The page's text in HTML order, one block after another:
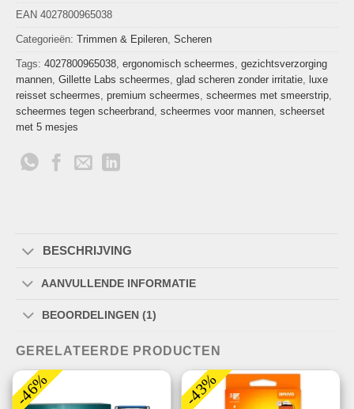
EAN 4027800965038
Categorieën: Trimmen & Epileren, Scheren
Tags: 4027800965038, ergonomisch scheermes, gezichtsverzorging
mannen, Gillette Labs scheermes, glad scheren zonder irritatie, luxe
reisset scheermes, premium scheermes, scheermes met smeerstrip,
scheermes tegen scheerbrand, scheermes voor mannen, scheerset
met 5 mesjes
BESCHRIJVING
AANVULLENDE INFORMATIE
BEOORDELINGEN (1)
GERELATEERDE PRODUCTEN
-46% -43%